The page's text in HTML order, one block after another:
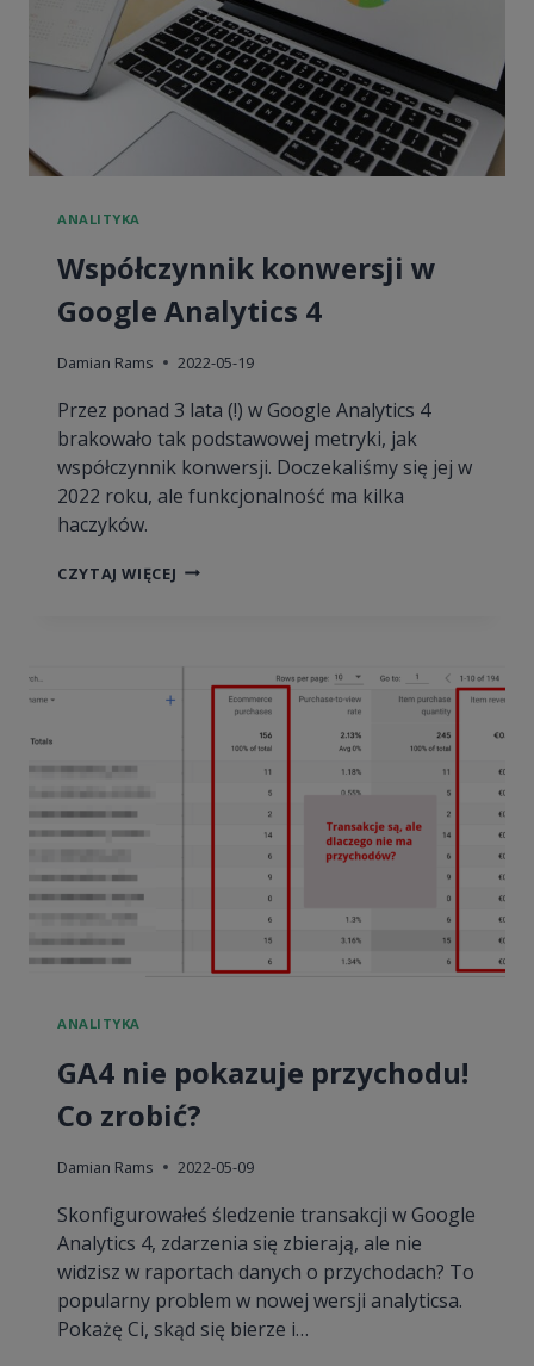
ANALITYKA
Współczynnik konwersji w
Google Analytics 4
Damian Rams 2022-05-19
Przez ponad 3 lata (!) w Google Analytics 4
brakowało tak podstawowej metryki, jak
współczynnik konwersji. Doczekaliśmy się jej w
2022 roku, ale funkcjonalność ma kilka
haczyków.
CZYTAJ WIĘCEJ WSPÓŁCZYNNIK
ANALYTICS
ANALITYKA
GA4 nie pokazuje przychodu!
Co zrobić?
Damian Rams 2022-05-09
Skonfigurowałeś śledzenie transakcji w Google
Analytics 4, zdarzenia się zbierają, ale nie
widzisz w raportach danych o przychodach? To
popularny problem w nowej wersji analyticsa.
Pokażę Ci, skąd się bierze i…